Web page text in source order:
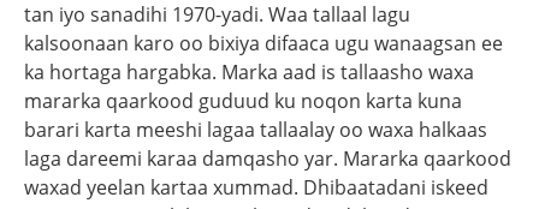
tan iyo sanadihi 1970-yadi. Waa tallaal lagu
kalsoonaan karo oo bixiya difaaca ugu wanaagsan ee
ka hortaga hargabka. Marka aad is tallaasho waxa
mararka qaarkood guduud ku noqon karta kuna
barari karta meeshi lagaa tallaalay oo waxa halkaas
laga dareemi karaa damqasho yar. Mararka qaarkood
waxad yeelan kartaa xummad. Dhibaatadani iskeed